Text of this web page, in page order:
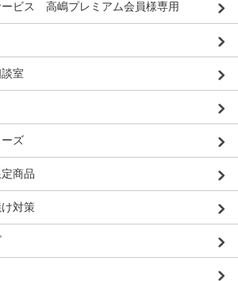
ビス 高嶋プレミアム会員様専用
室
ズ
商品
対策